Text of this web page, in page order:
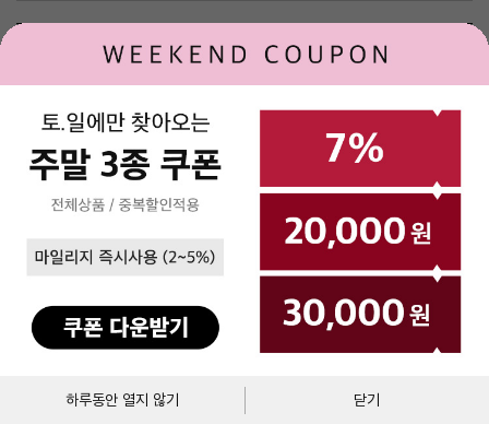
하루동안 열지 않기 닫기
장바구니 바로구매
몸무게 체형 구매사이즈
63
고객센터 매장안내
BENETTON MALL `
(주)베네통코리아
대표이사 : 김규완
주소 : 서울시 서초구 서초대로 398, 15층, 16층(서초동, 비엔케이디지털타워)
사업자 등록번호 : 211-86-40964
고객센터 : 1544-2855
통신판매업자
에스크로서비스
Copyright © BENETTON KOREA Co., Ltd. ALL rights reserved